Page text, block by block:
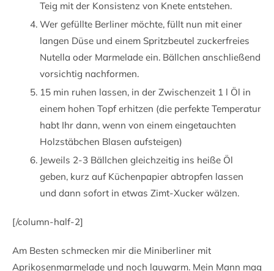
Teig mit der Konsistenz von Knete entstehen.
Wer gefüllte Berliner möchte, füllt nun mit einer
langen Düse und einem Spritzbeutel zuckerfreies
Nutella oder Marmelade ein. Bällchen anschließend
vorsichtig nachformen.
15 min ruhen lassen, in der Zwischenzeit 1 l Öl in
einem hohen Topf erhitzen (die perfekte Temperatur
habt Ihr dann, wenn von einem eingetauchten
Holzstäbchen Blasen aufsteigen)
Jeweils 2-3 Bällchen gleichzeitig ins heiße Öl
geben, kurz auf Küchenpapier abtropfen lassen
und dann sofort in etwas Zimt-Xucker wälzen.
[/column-half-2]
Am Besten schmecken mir die Miniberliner mit
Aprikosenmarmelade und noch lauwarm. Mein Mann mag